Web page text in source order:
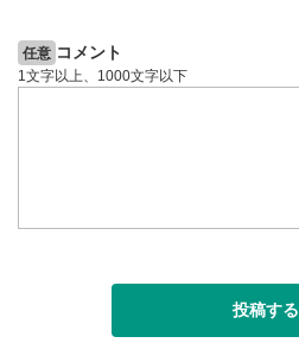
任意 コメント
1文字以上、1000文字以下
投稿する